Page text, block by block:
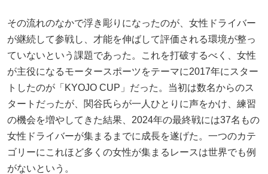
その流れのなかで浮き彫りになったのが、女性ドライバー
が継続して参戦し、才能を伸ばして評価される環境が整っ
ていないという課題であった。これを打破するべく、女性
が主役になるモータースポーツをテーマに2017年にスター
トしたのが「KYOJO CUP」だった。当初は数名からのス
タートだったが、関谷氏らが一人ひとりに声をかけ、練習
の機会を増やしてきた結果、2024年の最終戦には37名もの
女性ドライバーが集まるまでに成長を遂げた。一つのカテ
ゴリーにこれほど多くの女性が集まるレースは世界でも例
がないという。